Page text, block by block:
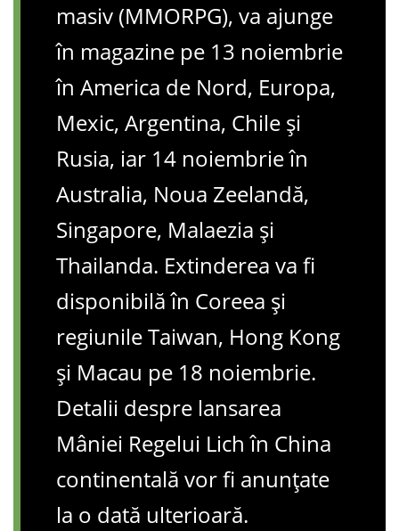
masiv (MMORPG), va ajunge
în magazine pe 13 noiembrie
în America de Nord, Europa,
Mexic, Argentina, Chile și
Rusia, iar 14 noiembrie în
Australia, Noua Zeelandă,
Singapore, Malaezia și
Thailanda. Extinderea va fi
disponibilă în Coreea și
regiunile Taiwan, Hong Kong
și Macau pe 18 noiembrie.
Detalii despre lansarea
Mâniei Regelui Lich în China
continentală vor fi anunțate
la o dată ulterioară.